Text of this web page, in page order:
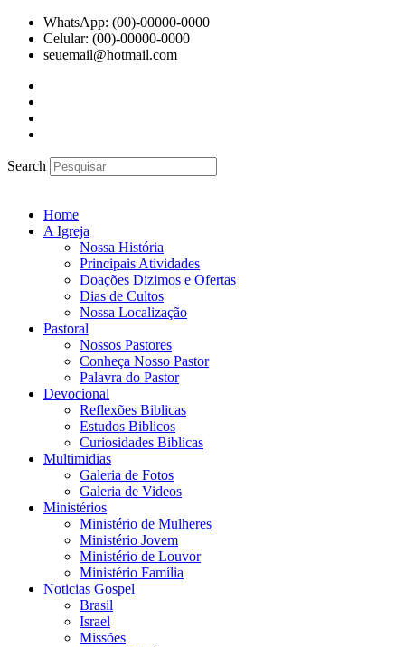
para
WhatsApp: (00)-00000-0000
Celular: (00)-00000-0000
seuemail@hotmail.com
Search
Home
A Igreja
Nossa História
Principais Atividades
Doações Dizimos e Ofertas
Dias de Cultos
Nossa Localização
Pastoral
Nossos Pastores
Conheça Nosso Pastor
Palavra do Pastor
Devocional
Reflexões Biblicas
Estudos Biblicos
Curiosidades Biblicas
Multimidias
Galeria de Fotos
Galeria de Videos
Ministérios
Ministério de Mulheres
Ministério Jovem
Ministério de Louvor
Ministério Família
Noticias Gospel
Brasil
Israel
Missões